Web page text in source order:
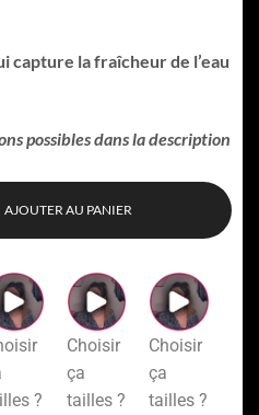
capture la fraîcheur de l’eau
possibles dans la description
AJOUTER AU PANIER
?
Choisir
ça
tailles ?
Choisir
ça
tailles ?